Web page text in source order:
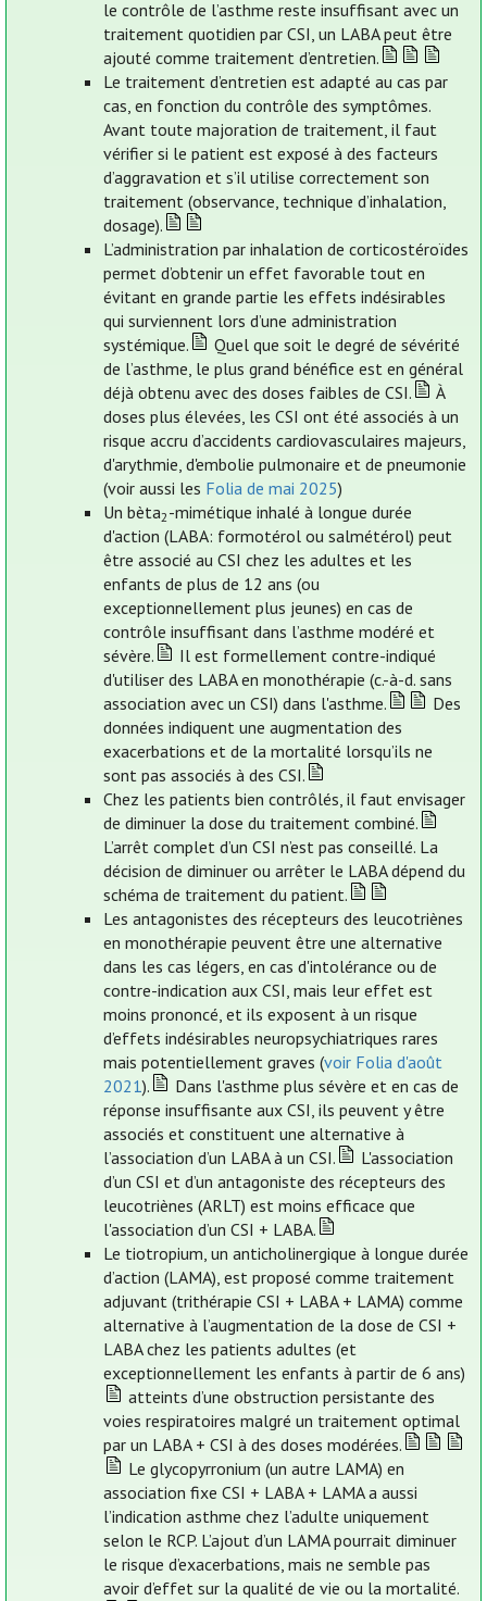
le contrôle de l’asthme reste insuffisant avec un
traitement quotidien par CSI, un LABA peut être
ajouté comme traitement d’entretien.
Le traitement d’entretien est adapté au cas par
cas, en fonction du contrôle des symptômes.
Avant toute majoration de traitement, il faut
vérifier si le patient est exposé à des facteurs
d’aggravation et s’il utilise correctement son
traitement (observance, technique d’inhalation,
dosage).
L’administration par inhalation de corticostéroïdes
permet d’obtenir un effet favorable tout en
évitant en grande partie les effets indésirables
qui surviennent lors d’une administration
systémique.
Quel que soit le degré de sévérité
de l’asthme, le plus grand bénéfice est en général
déjà obtenu avec des doses faibles de CSI.
À
doses plus élevées, les CSI ont été associés à un
risque accru d’accidents cardiovasculaires majeurs,
d'arythmie, d'embolie pulmonaire et de pneumonie
(voir aussi les Folia de mai 2025)
Un bèta2-mimétique inhalé à longue durée
d'action (LABA: formotérol ou salmétérol) peut
être associé au CSI chez les adultes et les
enfants de plus de 12 ans (ou
exceptionnellement plus jeunes) en cas de
contrôle insuffisant dans l’asthme modéré et
sévère.
Il est formellement contre-indiqué
d'utiliser des LABA en monothérapie (c.-à-d. sans
association avec un CSI) dans l'asthme.
Des
données indiquent une augmentation des
exacerbations et de la mortalité lorsqu’ils ne
sont pas associés à des CSI.
Chez les patients bien contrôlés, il faut envisager
de diminuer la dose du traitement combiné.
L’arrêt complet d’un CSI n’est pas conseillé. La
décision de diminuer ou arrêter le LABA dépend du
schéma de traitement du patient.
Les antagonistes des récepteurs des leucotriènes
en monothérapie peuvent être une alternative
dans les cas légers, en cas d'intolérance ou de
contre-indication aux CSI, mais leur effet est
moins prononcé, et ils exposent à un risque
d’effets indésirables neuropsychiatriques rares
mais potentiellement graves (voir Folia d'août
2021).
Dans l'asthme plus sévère et en cas de
réponse insuffisante aux CSI, ils peuvent y être
associés et constituent une alternative à
l’association d’un LABA à un CSI.
L'association
d’un CSI et d’un antagoniste des récepteurs des
leucotriènes (ARLT) est moins efficace que
l'association d’un CSI + LABA.
Le tiotropium, un anticholinergique à longue durée
d’action (LAMA), est proposé comme traitement
adjuvant (trithérapie CSI + LABA + LAMA) comme
alternative à l’augmentation de la dose de CSI +
LABA chez les patients adultes (et
exceptionnellement les enfants à partir de 6 ans)
atteints d’une obstruction persistante des
voies respiratoires malgré un traitement optimal
par un LABA + CSI à des doses modérées.
Le glycopyrronium (un autre LAMA) en
association fixe CSI + LABA + LAMA a aussi
l’indication asthme chez l’adulte uniquement
selon le RCP. L’ajout d’un LAMA pourrait diminuer
le risque d’exacerbations, mais ne semble pas
avoir d’effet sur la qualité de vie ou la mortalité.